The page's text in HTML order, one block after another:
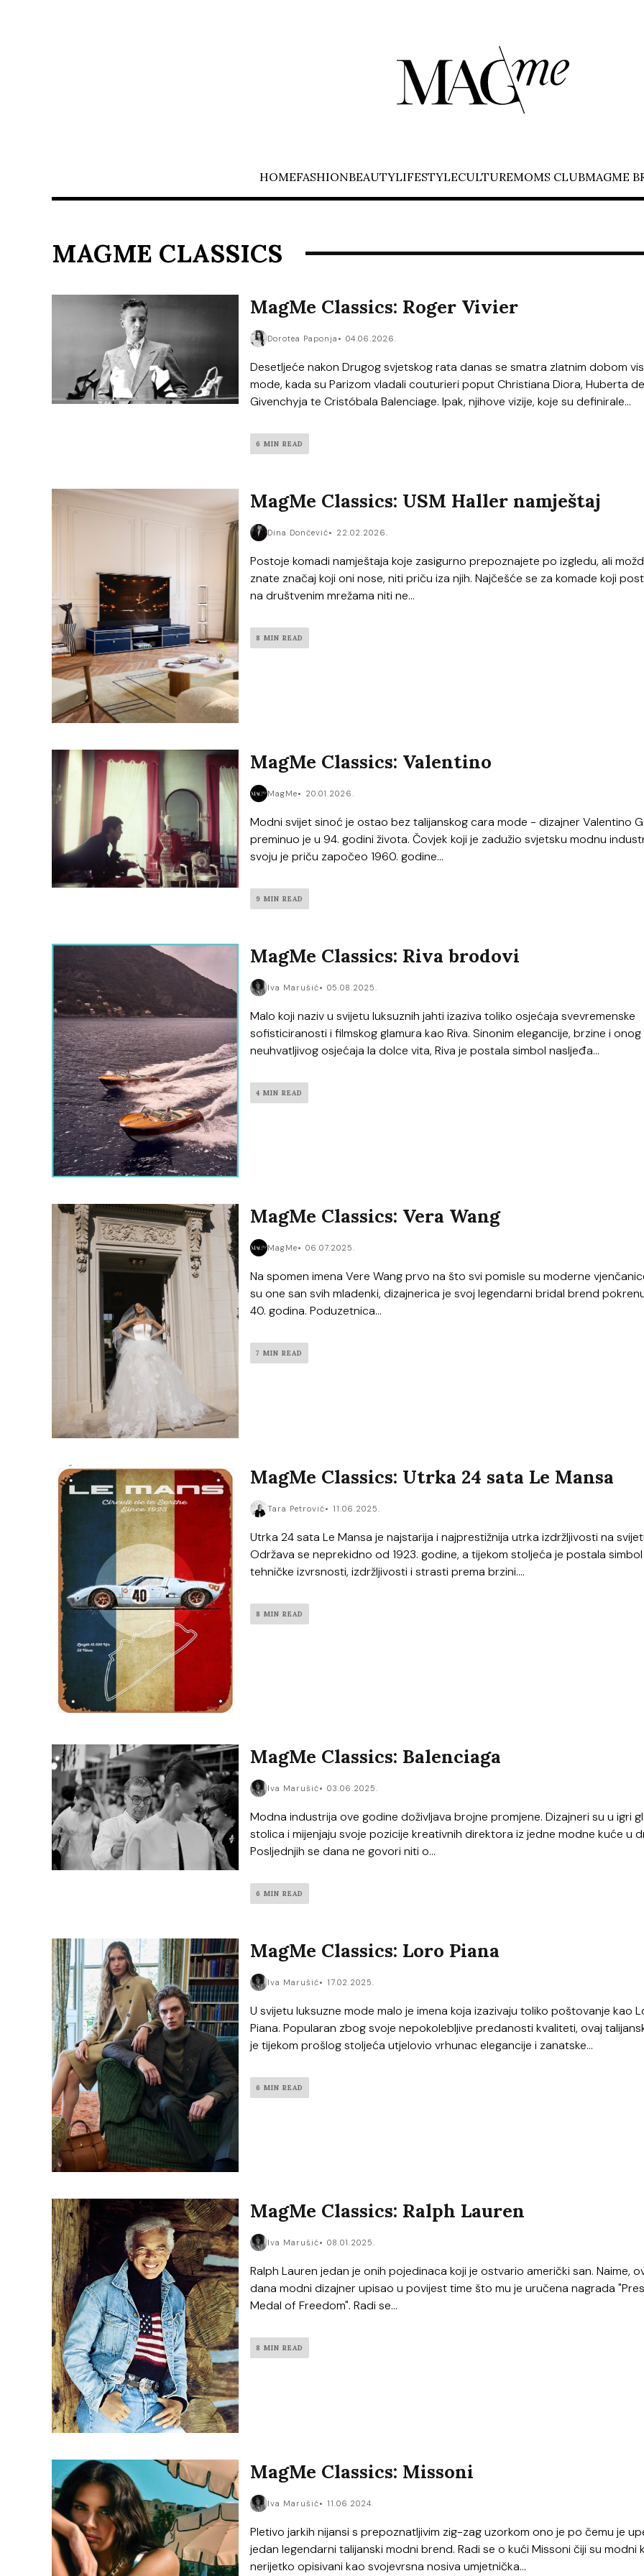
HOMEFASHIONBEAUTYLIFESTYLECULTUREMOMS CLUBMAGME
MAGME CLASSICS
MagMe Classics: Roger Vivier
Dorotea Paponja 04.06.2026.
Desetljeće nakon Drugog svjetskog rata danas se smatra zlatnim dobom
mode, kada su Parizom vladali couturieri poput Christiana Diora, Huberta de
Givenchyja te Cristóbala Balenciage. Ipak, njihove vizije, koje su definirale...
6 MIN READ
MagMe Classics: USM Haller namještaj
Dina Dončević 22.02.2026.
Postoje komadi namještaja koje zasigurno prepoznajete po izgledu, ali
znate značaj koji oni nose, niti priču iza njih. Najčešće se za komade koji
na društvenim mrežama niti ne...
8 MIN READ
MagMe Classics: Valentino
MagMe 20.01.2026.
Modni svijet sinoć je ostao bez talijanskog cara mode - dizajner Valentino
preminuo je u 94. godini života. Čovjek koji je zadužio svjetsku modnu
svoju je priču započeo 1960. godine...
9 MIN READ
MagMe Classics: Riva brodovi
Iva Marušić 05.08.2025.
Malo koji naziv u svijetu luksuznih jahti izaziva toliko osjećaja svevremenske
sofisticiranosti i filmskog glamura kao Riva. Sinonim elegancije, brzine i onog
neuhvatljivog osjećaja la dolce vita, Riva je postala simbol nasljeđa...
4 MIN READ
MagMe Classics: Vera Wang
MagMe 06.07.2025.
Na spomen imena Vere Wang prvo na što svi pomisle su moderne
su one san svih mladenki, dizajnerica je svoj legendarni bridal brend
40. godina. Poduzetnica...
7 MIN READ
MagMe Classics: Utrka 24 sata Le Mansa
Tara Petrović 11.06.2025.
Utrka 24 sata Le Mansa je najstarija i najprestižnija utrka izdržljivosti na
Održava se neprekidno od 1923. godine, a tijekom stoljeća je postala simbol
tehničke izvrsnosti, izdržljivosti i strasti prema brzini....
8 MIN READ
MagMe Classics: Balenciaga
Iva Marušić 03.06.2025.
Modna industrija ove godine doživljava brojne promjene. Dizajneri su u igri
stolica i mijenjaju svoje pozicije kreativnih direktora iz jedne modne kuće u
Posljednjih se dana ne govori niti o...
6 MIN READ
MagMe Classics: Loro Piana
Iva Marušić 17.02.2025.
U svijetu luksuzne mode malo je imena koja izazivaju toliko poštovanje kao
Piana. Popularan zbog svoje nepokolebljive predanosti kvaliteti, ovaj
je tijekom prošlog stoljeća utjelovio vrhunac elegancije i zanatske...
6 MIN READ
MagMe Classics: Ralph Lauren
Iva Marušić 08.01.2025.
Ralph Lauren jedan je onih pojedinaca koji je ostvario američki san. Naime,
dana modni dizajner upisao u povijest time što mu je uručena nagrada
Medal of Freedom". Radi se...
8 MIN READ
MagMe Classics: Missoni
Iva Marušić 11.06.2024.
Pletivo jarkih nijansi s prepoznatljivim zig-zag uzorkom ono je po čemu je
jedan legendarni talijanski modni brend. Radi se o kući Missoni čiji su modni
nerijetko opisivani kao svojevrsna nosiva umjetnička...